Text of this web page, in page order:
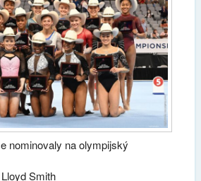
nominovaly na olympijský
Smith